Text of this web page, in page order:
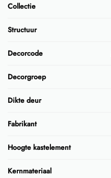
Collectie
Structuur
Decorcode
Decorgroep
Dikte deur
Fabrikant
Hoogte kastelement
Kernmateriaal